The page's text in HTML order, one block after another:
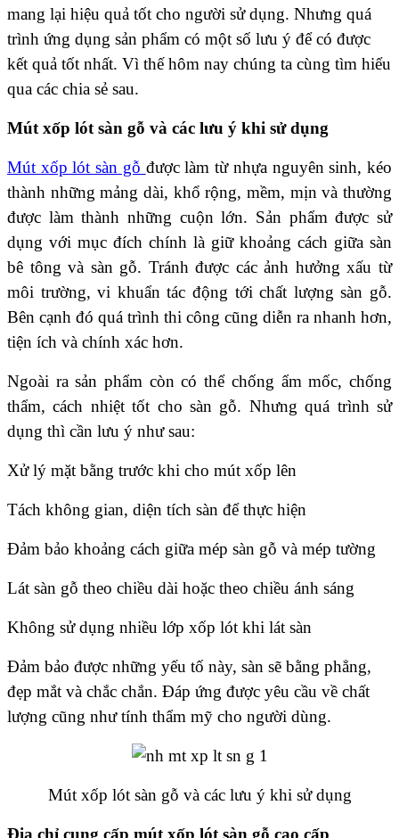
mang lại hiệu quả tốt cho người sử dụng. Nhưng quá
trình ứng dụng sản phẩm có một số lưu ý để có được
kết quả tốt nhất. Vì thế hôm nay chúng ta cùng tìm hiểu
qua các chia sẻ sau.
Mút xốp lót sàn gỗ và các lưu ý khi sử dụng
Mút xốp lót sàn gỗ được làm từ nhựa nguyên sinh, kéo
thành những mảng dài, khổ rộng, mềm, mịn và thường
được làm thành những cuộn lớn. Sản phẩm được sử
dụng với mục đích chính là giữ khoảng cách giữa sàn
bê tông và sàn gỗ. Tránh được các ảnh hưởng xấu từ
môi trường, vi khuẩn tác động tới chất lượng sàn gỗ.
Bên cạnh đó quá trình thi công cũng diễn ra nhanh hơn,
tiện ích và chính xác hơn.
Ngoài ra sản phẩm còn có thể chống ẩm mốc, chống
thẩm, cách nhiệt tốt cho sàn gỗ. Nhưng quá trình sử
dụng thì cần lưu ý như sau:
Xử lý mặt bằng trước khi cho mút xốp lên
Tách không gian, diện tích sàn để thực hiện
Đảm bảo khoảng cách giữa mép sàn gỗ và mép tường
Lát sàn gỗ theo chiều dài hoặc theo chiều ánh sáng
Không sử dụng nhiều lớp xốp lót khi lát sàn
Đảm bảo được những yếu tố này, sàn sẽ bằng phẳng,
đẹp mắt và chắc chắn. Đáp ứng được yêu cầu về chất
lượng cũng như tính thẩm mỹ cho người dùng.
Mút xốp lót sàn gỗ và các lưu ý khi sử dụng
Địa chỉ cung cấp mút xốp lót sàn gỗ cao cấp